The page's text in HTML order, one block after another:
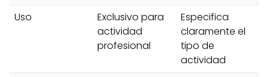
Uso
Exclusivo para
actividad
profesional
Especifica
claramente el
tipo de
actividad